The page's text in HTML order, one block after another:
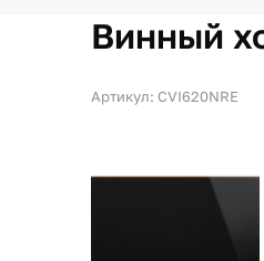
Винный
Артикул: CVI620NRE